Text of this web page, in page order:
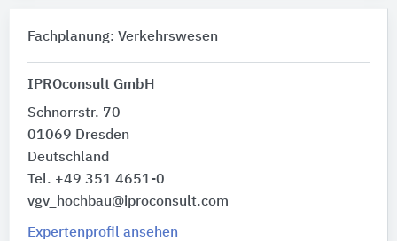
Fachplanung: Verkehrswesen
IPROconsult GmbH
Schnorrstr. 70
01069 Dresden
Deutschland
Tel. +49 351 4651-0
vgv_hochbau@iproconsult.com
Expertenprofil ansehen